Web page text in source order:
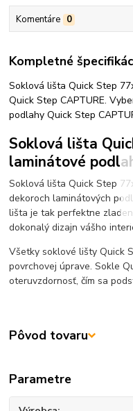
Komentáre 0
Kompletné
Soklová lišta Quick Step
Quick Step CAPTURE.
podlahy Quick Step
Soklová lišta
laminátové
Soklová lišta Quick Step
dekoroch laminátových
lišta je tak perfektne
dokonalý dizajn vášho
Všetky soklové lišty Quick
povrchovej úprave. Sokle
oteruvzdornosť, čím sa
Pôvod tovaru
Parametre